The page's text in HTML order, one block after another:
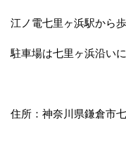
江ノ電七里ヶ浜駅から歩
駐車場は七里ヶ浜沿い
住所：神奈川県鎌倉市